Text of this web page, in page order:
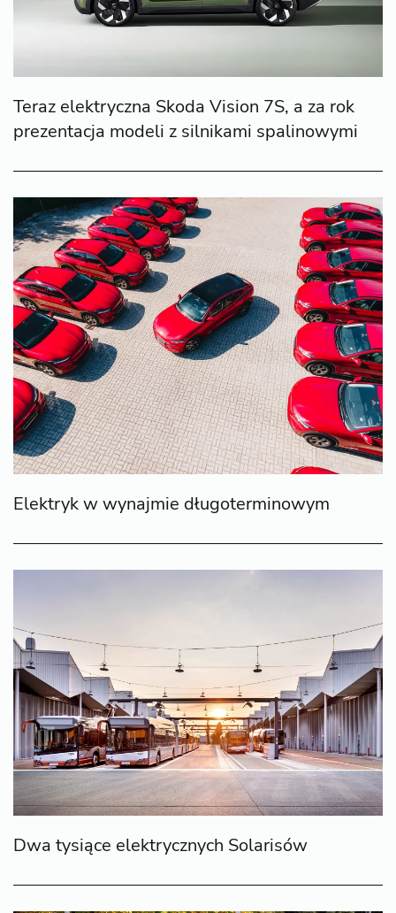
Teraz elektryczna Skoda Vision 7S, a za rok
prezentacja modeli z silnikami spalinowymi
Elektryk w wynajmie długoterminowym
Dwa tysiące elektrycznych Solarisów